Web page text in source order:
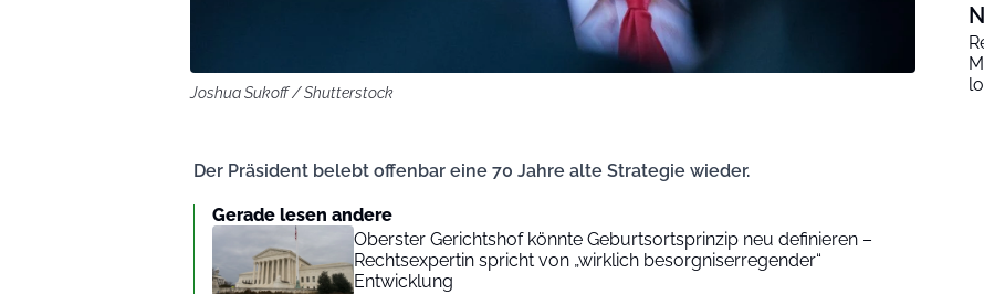
Joshua Sukoff / Shutterstock
Der Präsident belebt offenbar eine 70 Jahre alte Strategie wieder.
Gerade lesen andere
Oberster Gerichtshof könnte Geburtsortsprinzip neu definieren –
Rechtsexpertin spricht von „wirklich besorgniserregender“
Entwicklung